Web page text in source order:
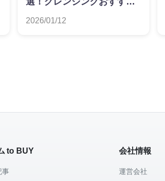
2026/01/12
to BUY
事
会社情報
運営会社